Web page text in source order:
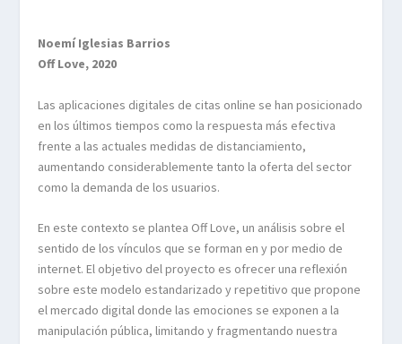
Noemí Iglesias Barrios
Off Love, 2020
Las aplicaciones digitales de citas online se han posicionado
en los últimos tiempos como la respuesta más efectiva
frente a las actuales medidas de distanciamiento,
aumentando considerablemente tanto la oferta del sector
como la demanda de los usuarios.
En este contexto se plantea Off Love, un análisis sobre el
sentido de los vínculos que se forman en y por medio de
internet. El objetivo del proyecto es ofrecer una reflexión
sobre este modelo estandarizado y repetitivo que propone
el mercado digital donde las emociones se exponen a la
manipulación pública, limitando y fragmentando nuestra